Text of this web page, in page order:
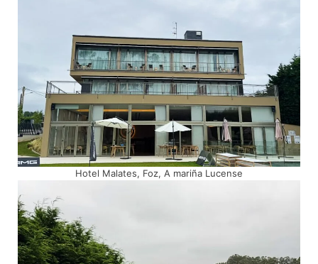
Hotel Malates, Foz, A mariña Lucense